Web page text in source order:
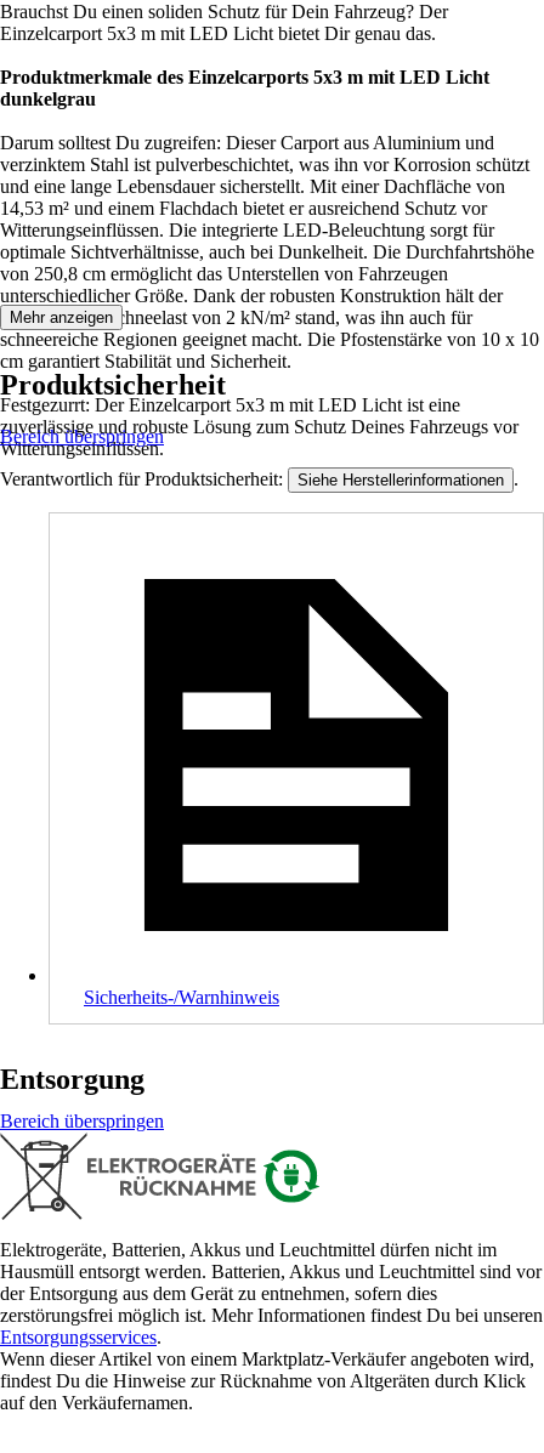
Brauchst Du einen soliden Schutz für Dein Fahrzeug? Der
Einzelcarport 5x3 m mit LED Licht bietet Dir genau das.
Produktmerkmale des Einzelcarports 5x3 m mit LED Licht
dunkelgrau
Darum solltest Du zugreifen: Dieser Carport aus Aluminium und
verzinktem Stahl ist pulverbeschichtet, was ihn vor Korrosion schützt
und eine lange Lebensdauer sicherstellt. Mit einer Dachfläche von
14,53 m² und einem Flachdach bietet er ausreichend Schutz vor
Witterungseinflüssen. Die integrierte LED-Beleuchtung sorgt für
optimale Sichtverhältnisse, auch bei Dunkelheit. Die Durchfahrtshöhe
von 250,8 cm ermöglicht das Unterstellen von Fahrzeugen
unterschiedlicher Größe. Dank der robusten Konstruktion hält der
Carport einer Schneelast von 2 kN/m² stand, was ihn auch für
schneereiche Regionen geeignet macht. Die Pfostenstärke von 10 x 10
cm garantiert Stabilität und Sicherheit.
Festgezurrt: Der Einzelcarport 5x3 m mit LED Licht ist eine
zuverlässige und robuste Lösung zum Schutz Deines Fahrzeugs vor
Witterungseinflüssen.
Mehr anzeigen
Produktsicherheit
Bereich überspringen
Verantwortlich für Produktsicherheit: Siehe Herstellerinformationen .
Sicherheits-/Warnhinweis
Entsorgung
Bereich überspringen
Elektrogeräte, Batterien, Akkus und Leuchtmittel dürfen nicht im
Hausmüll entsorgt werden. Batterien, Akkus und Leuchtmittel sind vor
der Entsorgung aus dem Gerät zu entnehmen, sofern dies
zerstörungsfrei möglich ist. Mehr Informationen findest Du bei unseren
Entsorgungsservices.
Wenn dieser Artikel von einem Marktplatz-Verkäufer angeboten wird,
findest Du die Hinweise zur Rücknahme von Altgeräten durch Klick
auf den Verkäufernamen.